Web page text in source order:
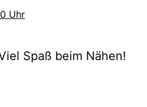
Uhr
Spaß beim Nähen!